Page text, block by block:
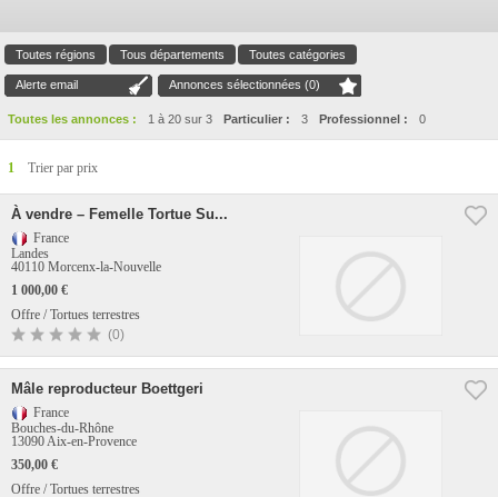
Toutes régions Tous départements Toutes catégories
Alerte email Annonces sélectionnées (0)
Toutes les annonces : 1 à 20 sur 3 Particulier : 3 Professionnel : 0
1 Trier par prix
À vendre – Femelle Tortue Su...
France
Landes
40110 Morcenx-la-Nouvelle
1 000,00 €
Offre / Tortues terrestres
(0)
Mâle reproducteur Boettgeri
France
Bouches-du-Rhône
13090 Aix-en-Provence
350,00 €
Offre / Tortues terrestres